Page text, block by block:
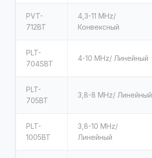
PVT-
712BT
4,3-11 MHz/
Конвексный
PLT-
704SBT
4-10 MHz/ Линейный
PLT-
705BT
3,8-8 MHz/ Линейный
PLT-
1005BT
3,8-10 MHz/
Линейный